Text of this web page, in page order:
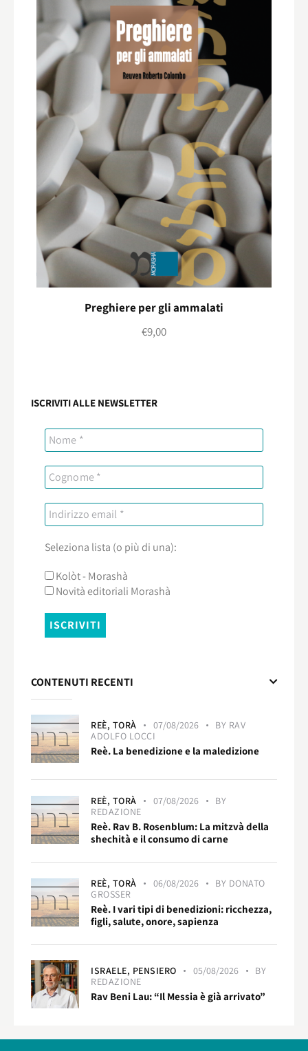
Preghiere per gli ammalati
€9,00
ISCRIVITI ALLE NEWSLETTER
Seleziona lista (o più di una):
Kolòt - Morashà
Novità editoriali Morashà
CONTENUTI RECENTI
REÈ, TORÀ 07/08/2026 BY RAV
ADOLFO LOCCI
Reè. La benedizione e la maledizione
REÈ, TORÀ 07/08/2026
BY
REDAZIONE
Reè. Rav B. Rosenblum: La mitzvà della
shechità e il consumo di carne
REÈ, TORÀ 06/08/2026 BY DONATO
GROSSER
Reè. I vari tipi di benedizioni: ricchezza,
figli, salute, onore, sapienza
ISRAELE, PENSIERO 05/08/2026
BY
REDAZIONE
Rav Beni Lau: “Il Messia è già arrivato”